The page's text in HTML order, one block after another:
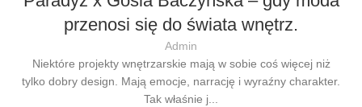
przenosi się do świata wnętrz.
Admin
Niektóre projekty wnętrzarskie mają w sobie coś więcej niż
tylko dobry design. Mają emocje, narrację i wyraźny charakter.
Tak właśnie j...